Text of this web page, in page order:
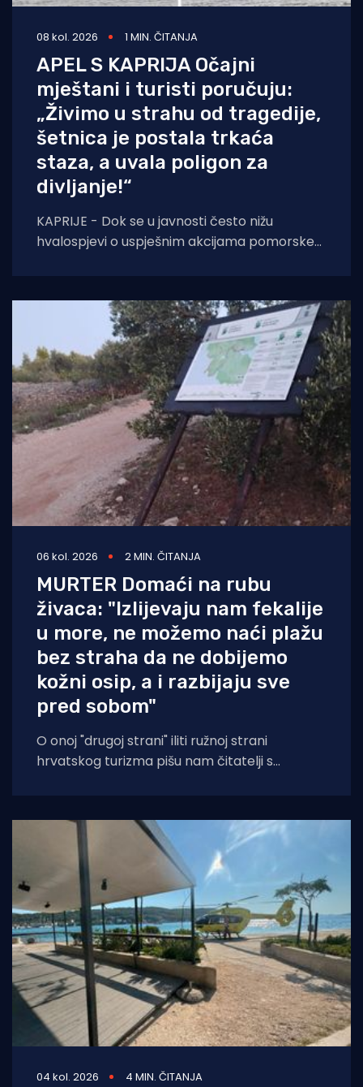
08 kol. 2026 1 MIN. ČITANJA
APEL S KAPRIJA Očajni
mještani i turisti poručuju:
„Živimo u strahu od tragedije,
šetnica je postala trkaća
staza, a uvala poligon za
divljanje!“
KAPRIJE - Dok se u javnosti često nižu
hvalospjevi o uspješnim akcijama pomorske
06 kol. 2026 2 MIN. ČITANJA
MURTER Domaći na rubu
živaca: "Izlijevaju nam fekalije
u more, ne možemo naći plažu
bez straha da ne dobijemo
kožni osip, a i razbijaju sve
pred sobom"
O onoj "drugoj strani" iliti ružnoj strani
hrvatskog turizma pišu nam čitatelji s
04 kol. 2026 4 MIN. ČITANJA